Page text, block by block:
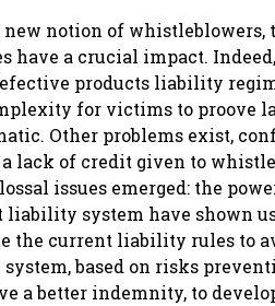
notion of
have a crucial impact.
products liability
for victims to proove
Other problems exist,
lack of credit given to
issues emerged: the
liability system have shown
the current liability rules to
based on risks
a better indemnity, to